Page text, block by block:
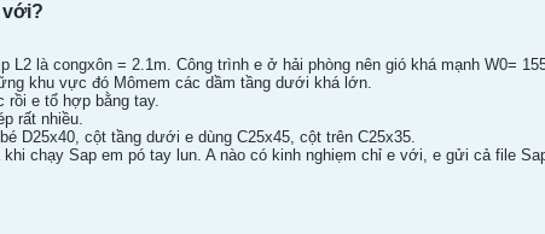
với?
L2 là congxôn = 2.1m. Công trình e ở hải phòng nên gió khá mạnh W0=
khu vực đó Mômem các dầm tầng dưới khá lớn.
rồi e tổ hợp bằng tay.
rất nhiều.
D25x40, cột tầng dưới e dùng C25x45, cột trên C25x35.
chạy Sap em pó tay lun. A nào có kinh nghiẹm chỉ e với, e gửi cả file